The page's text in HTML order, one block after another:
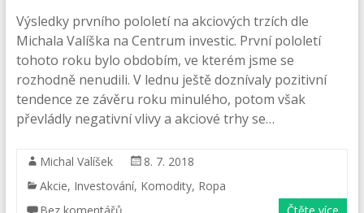
Výsledky prvního pololetí na akciových trzích dle
Michala Valíška na Centrum investic. První pololetí
tohoto roku bylo obdobím, ve kterém jsme se
rozhodně nenudili. V lednu ještě doznívaly pozitivní
tendence ze závěru roku minulého, potom však
převládly negativní vlivy a akciové trhy se…
Michal Valíšek
8. 7. 2018
Akcie, Investování, Komodity, Ropa